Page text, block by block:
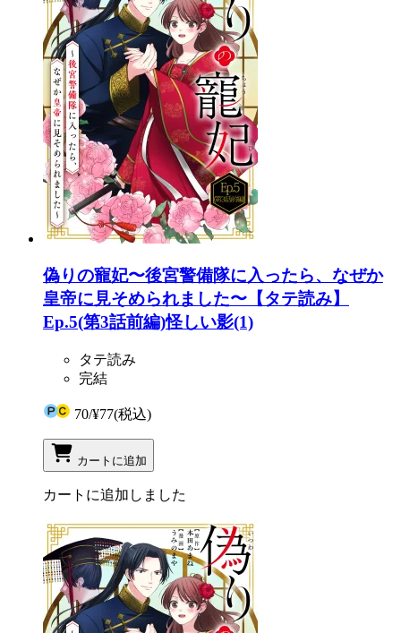
偽りの寵妃〜後宮警備隊に入ったら、なぜか
皇帝に見そめられました〜【タテ読み】
Ep.5(第3話前編)怪しい影(1)
タテ読み
完結
70/¥77(税込)
カートに追加
カートに追加しました